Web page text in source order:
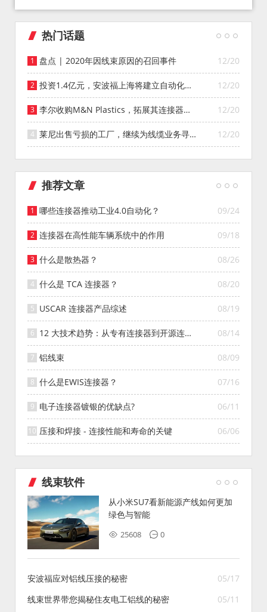
热门话题
12/20
盘点 | 2020年因线束原因的召回事件
12/20
投资1.4亿元，安波福上海将建立自动化智
能仓库
12/20
李尔收购M&N Plastics，拓展其连接器系
统业务
12/20
莱尼出售亏损的工厂，继续为线缆业务寻找
投资者
推荐文章
09/24
哪些连接器推动工业4.0自动化？
09/18
连接器在高性能车辆系统中的作用
08/26
什么是散热器？
08/20
什么是 TCA 连接器？
08/19
USCAR 连接器产品综述
08/14
12 大技术趋势：从专有连接器到开源连接
器的演变
08/09
铝线束
07/16
什么是EWIS连接器？
06/11
电子连接器镀银的优缺点?
06/06
压接和焊接 - 连接性能和寿命的关键
线束软件
从小米SU7看新能源产线如何更加
绿色与智能
25608 0
05/17
安波福应对铝线压接的秘密
05/11
线束世界带您揭秘住友电工铝线的秘密